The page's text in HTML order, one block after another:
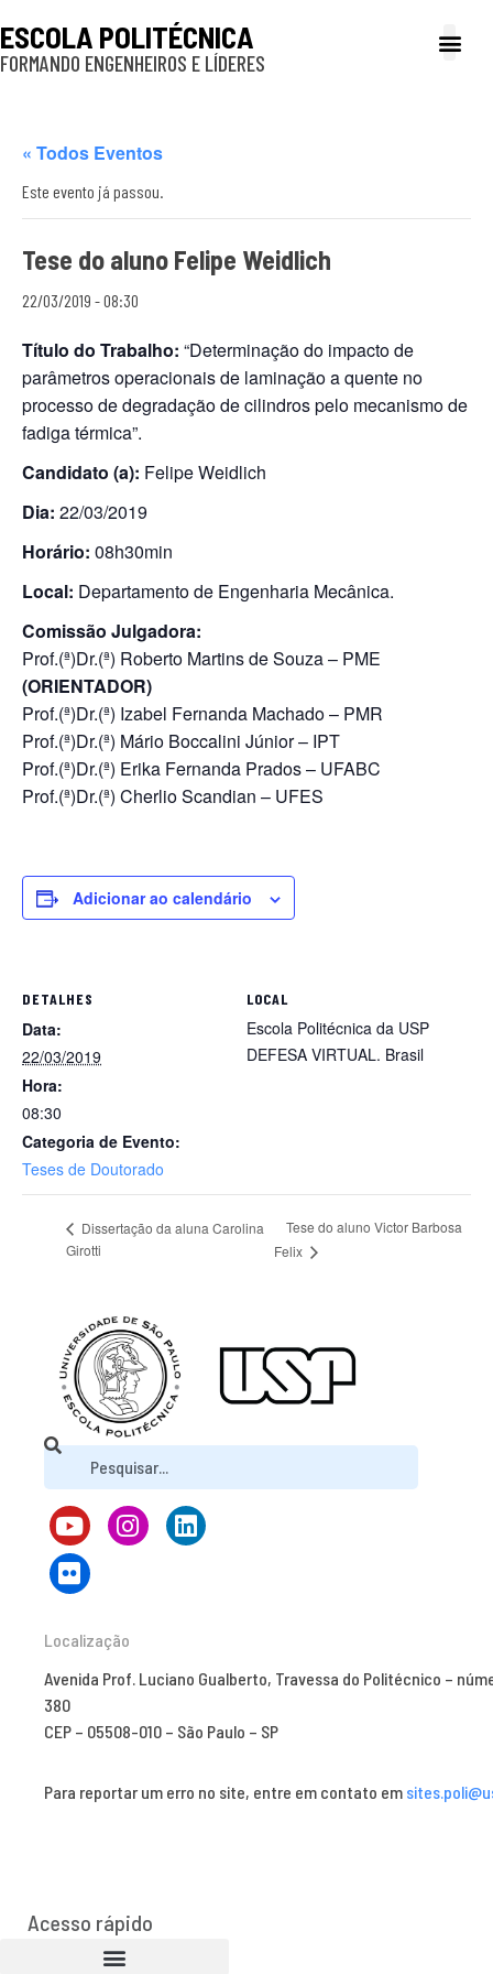
ESCOLA POLITÉCNICA
FORMANDO ENGENHEIROS E LÍDERES
« Todos Eventos
Este evento já passou.
Tese do aluno Felipe Weidlich
22/03/2019 - 08:30
Título do Trabalho: “Determinação do impacto de
parâmetros operacionais de laminação a quente no
processo de degradação de cilindros pelo mecanismo de
fadiga térmica”.
Candidato (a): Felipe Weidlich
Dia: 22/03/2019
Horário: 08h30min
Local: Departamento de Engenharia Mecânica.
Comissão Julgadora:
Prof.(ª)Dr.(ª) Roberto Martins de Souza – PME
(ORIENTADOR)
Prof.(ª)Dr.(ª) Izabel Fernanda Machado – PMR
Prof.(ª)Dr.(ª) Mário Boccalini Júnior – IPT
Prof.(ª)Dr.(ª) Erika Fernanda Prados – UFABC
Prof.(ª)Dr.(ª) Cherlio Scandian – UFES
Adicionar ao calendário
DETALHES
Data:
22/03/2019
Hora:
08:30
Categoria de Evento:
Teses de Doutorado
LOCAL
Escola Politécnica da USP
DEFESA VIRTUAL. Brasil
Dissertação da aluna Carolina
Girotti
Tese do aluno Victor Barbosa
Felix
Localização
Avenida Prof. Luciano Gualberto, Travessa do Politécnico –
380
CEP – 05508-010 – São Paulo – SP
Para reportar um erro no site, entre em contato em
Acesso rápido